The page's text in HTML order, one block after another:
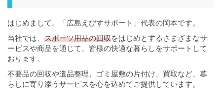
はじめまして。「広島えびすサポート」代表の岡本です。
当社では、 スポーツ用品の回収をはじめとするさまざまなサ
ービスや商品を通じて、皆様の快適な暮らしをサポートして
おります。
不要品の回収や遺品整理、ゴミ屋敷の片付け、買取など、暮
らしに寄り添うサービスを心を込めてご提供しています。